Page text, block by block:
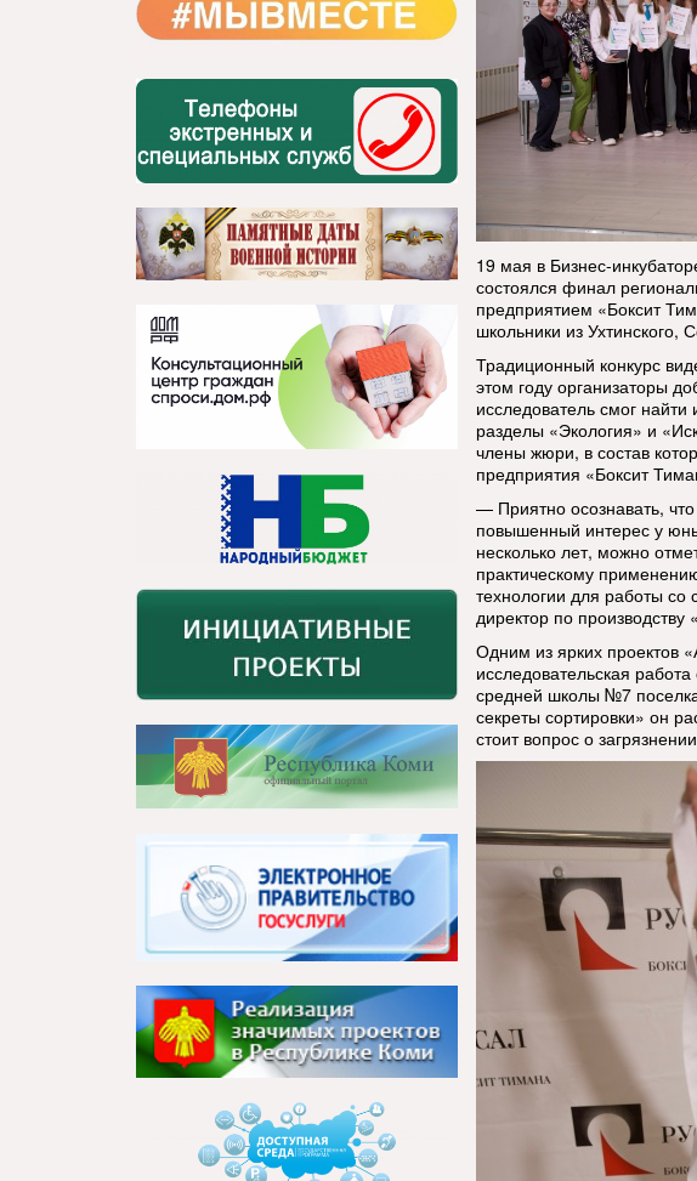
19 мая в Бизнес-
состоялся финал
предприятием «Боксит
школьники из Ухтинского,
Традиционный конкурс
этом году организаторы
исследователь смог
разделы «Экология» и
члены жюри, в состав
предприятия «Боксит
— Приятно осознавать,
повышенный интерес у
несколько лет, можно
практическому
технологии для работы
директор по
Одним из ярких проектов
исследовательская
средней школы №7
секреты сортировки» он
стоит вопрос о